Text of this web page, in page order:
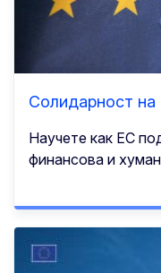
Солидарност на
Научете как ЕС
финансова и